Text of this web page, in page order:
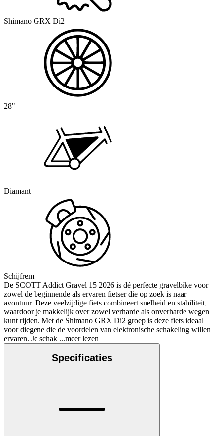
Shimano GRX Di2
28"
Diamant
Schijfrem
De SCOTT Addict Gravel 15 2026 is dé perfecte gravelbike voor
zowel de beginnende als ervaren fietser die op zoek is naar
avontuur. Deze veelzijdige fiets combineert snelheid en stabiliteit,
waardoor je makkelijk over zowel verharde als onverharde wegen
kunt rijden. Met de Shimano GRX Di2 groep is deze fiets ideaal
voor diegene die de voordelen van elektronische schakeling willen
ervaren. Je schak ...meer lezen
Specificaties